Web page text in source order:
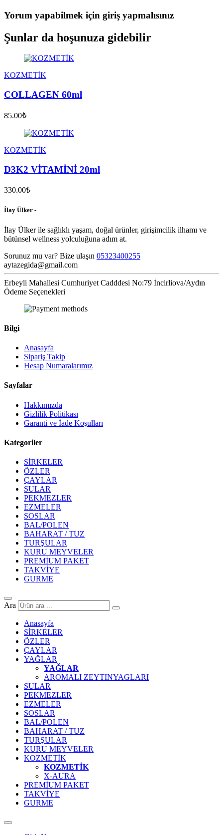
Yorum yapabilmek için giriş yapmalısınız
Şunlar da hoşunuza gidebilir
KOZMETİK
COLLAGEN 60ml
85.00₺
KOZMETİK
D3K2 VİTAMİNİ 20ml
330.00₺
İlay Ülker -
İlay Ülker ile sağlıklı yaşam, doğal ürünler, girişimcilik ilhamı ve
bütünsel wellness yolculuğuna adım at.
Sorunuz mu var? Bize ulaşın 05323400255
aytazegida@gmail.com
Erbeyli Mahallesi Cumhuriyet Cadddesi No:79 İncirliova/Aydın
Ödeme Seçenekleri
Bilgi
Anasayfa
Sipariş Takip
Hesap Numaralarımız
Sayfalar
Hakkımızda
Gizlilik Politikası
Garanti ve İade Koşulları
Kategoriler
SİRKELER
ÖZLER
ÇAYLAR
SULAR
PEKMEZLER
EZMELER
SOSLAR
BAL/POLEN
BAHARAT / TUZ
TURŞULAR
KURU MEYVELER
PREMİUM PAKET
TAKVİYE
GURME
Ara
Anasayfa
SİRKELER
ÖZLER
ÇAYLAR
YAĞLAR
YAĞLAR
AROMALI ZEYTINYAGLARI
SULAR
PEKMEZLER
EZMELER
SOSLAR
BAL/POLEN
BAHARAT / TUZ
TURŞULAR
KURU MEYVELER
KOZMETİK
KOZMETİK
X-AURA
PREMİUM PAKET
TAKVİYE
GURME